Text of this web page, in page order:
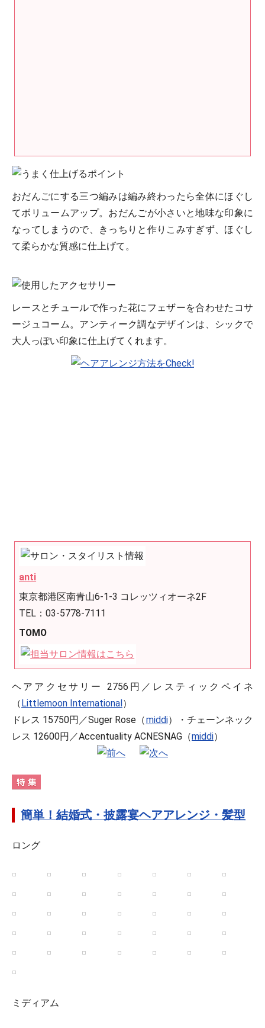
おだんごにする三つ編みは編み終わったら全体にほぐし
てボリュームアップ。おだんごが小さいと地味な印象に
なってしまうので、きっちりと作りこみすぎず、ほぐし
て柔らかな質感に仕上げて。
レースとチュールで作った花にフェザーを合わせたコサ
ージュコーム。アンティーク調なデザインは、シックで
大人っぽい印象に仕上げてくれます。
anti
東京都港区南青山6-1-3 コレッツィオーネ2F
TEL：03-5778-7111
TOMO
ヘアアクセサリー 2756円／レスティックペイネ
（Littlemoon International）
ドレス 15750円／Suger Rose（middi）・チェーンネック
レス 12600円／Accentuality ACNESNAG（middi）
簡単！結婚式・披露宴ヘアアレンジ・髪型
ロング
ミディアム